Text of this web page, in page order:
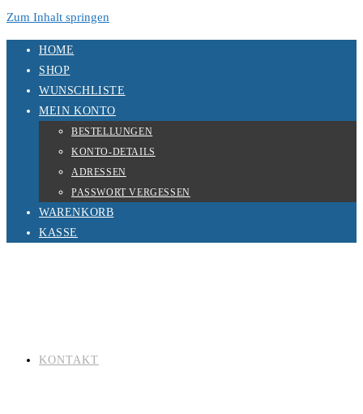
Zum Inhalt springen
HOME
SHOP
WUNSCHLISTE
MEIN KONTO
BESTELLUNGEN
KONTO-DETAILS
ADRESSEN
PASSWORT VERGESSEN
WARENKORB
KASSE
KONTAKT